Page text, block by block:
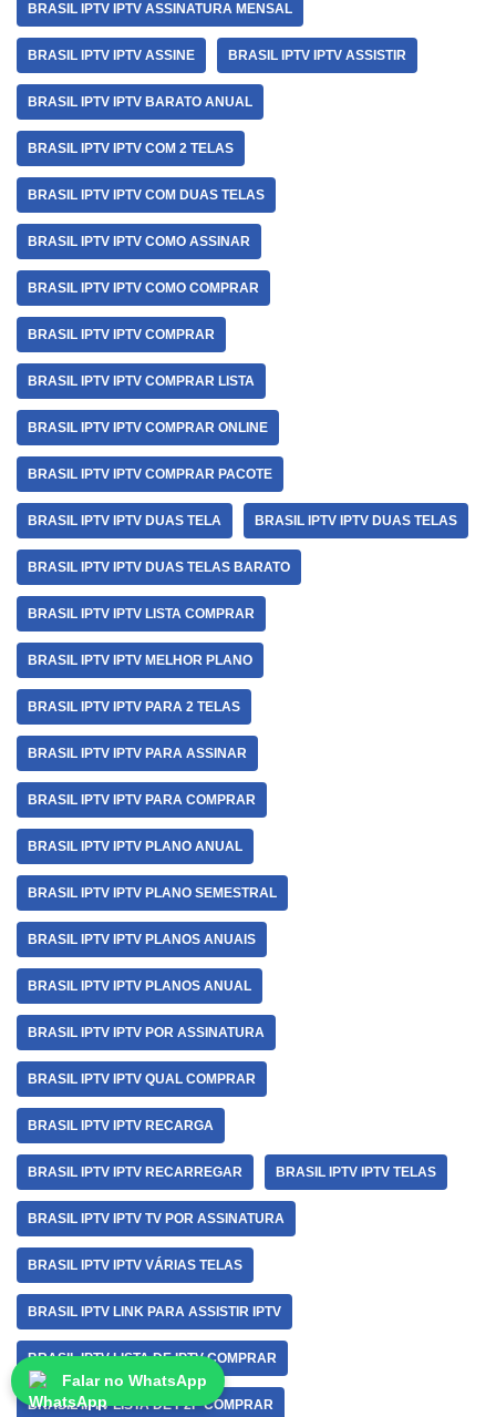
BRASIL IPTV IPTV ASSINATURA MENSAL
BRASIL IPTV IPTV ASSINE BRASIL IPTV IPTV ASSISTIR
BRASIL IPTV IPTV BARATO ANUAL
BRASIL IPTV IPTV COM 2 TELAS
BRASIL IPTV IPTV COM DUAS TELAS
BRASIL IPTV IPTV COMO ASSINAR
BRASIL IPTV IPTV COMO COMPRAR
BRASIL IPTV IPTV COMPRAR
BRASIL IPTV IPTV COMPRAR LISTA
BRASIL IPTV IPTV COMPRAR ONLINE
BRASIL IPTV IPTV COMPRAR PACOTE
BRASIL IPTV IPTV DUAS TELA BRASIL IPTV IPTV DUAS TELAS
BRASIL IPTV IPTV DUAS TELAS BARATO
BRASIL IPTV IPTV LISTA COMPRAR
BRASIL IPTV IPTV MELHOR PLANO
BRASIL IPTV IPTV PARA 2 TELAS
BRASIL IPTV IPTV PARA ASSINAR
BRASIL IPTV IPTV PARA COMPRAR
BRASIL IPTV IPTV PLANO ANUAL
BRASIL IPTV IPTV PLANO SEMESTRAL
BRASIL IPTV IPTV PLANOS ANUAIS
BRASIL IPTV IPTV PLANOS ANUAL
BRASIL IPTV IPTV POR ASSINATURA
BRASIL IPTV IPTV QUAL COMPRAR
BRASIL IPTV IPTV RECARGA
BRASIL IPTV IPTV RECARREGAR BRASIL IPTV IPTV TELAS
BRASIL IPTV IPTV TV POR ASSINATURA
BRASIL IPTV IPTV VÁRIAS TELAS
BRASIL IPTV LINK PARA ASSISTIR IPTV
BRASIL IPTV LISTA DE IPTV COMPRAR
BRASIL IPTV LISTA DE P2P COMPRAR
Falar no WhatsApp